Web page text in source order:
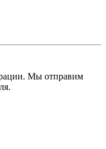
Мы отправим